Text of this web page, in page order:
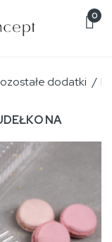
0
dodatki
NA